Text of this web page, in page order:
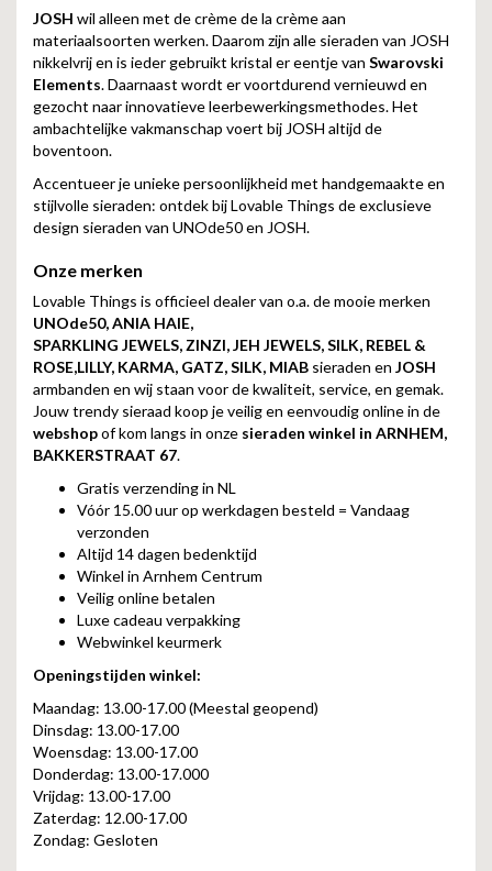
JOSH wil alleen met de crème de la crème aan
materiaalsoorten werken. Daarom zijn alle sieraden van JOSH
nikkelvrij en is ieder gebruikt kristal er eentje van Swarovski
Elements. Daarnaast wordt er voortdurend vernieuwd en
gezocht naar innovatieve leerbewerkingsmethodes. Het
ambachtelijke vakmanschap voert bij JOSH altijd de
boventoon.
Accentueer je unieke persoonlijkheid met handgemaakte en
stijlvolle sieraden: ontdek bij Lovable Things de exclusieve
design sieraden van UNOde50 en JOSH.
Onze merken
Lovable Things is officieel dealer van o.a. de mooie merken
UNOde50, ANIA HAIE,
SPARKLING JEWELS, ZINZI, JEH JEWELS, SILK, REBEL &
ROSE,LILLY, KARMA, GATZ, SILK, MIAB sieraden en JOSH
armbanden en wij staan voor de kwaliteit, service, en gemak.
Jouw trendy sieraad koop je veilig en eenvoudig online in de
webshopof kom langs in onze sieraden winkel in ARNHEM,
BAKKERSTRAAT 67.
Gratis verzending in NL
Vóór 15.00 uur op werkdagen besteld = Vandaag
verzonden
Altijd 14 dagen bedenktijd
Winkel in Arnhem Centrum
Veilig online betalen
Luxe cadeau verpakking
Webwinkel keurmerk
Openingstijden winkel:
Maandag: 13.00-17.00 (Meestal geopend)
Dinsdag: 13.00-17.00
Woensdag: 13.00-17.00
Donderdag: 13.00-17.000
Vrijdag: 13.00-17.00
Zaterdag: 12.00-17.00
Zondag: Gesloten